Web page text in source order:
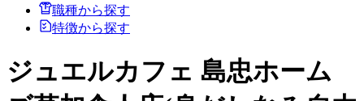
職種から探す
特徴から探す
ジュエルカフェ 島忠ホーム